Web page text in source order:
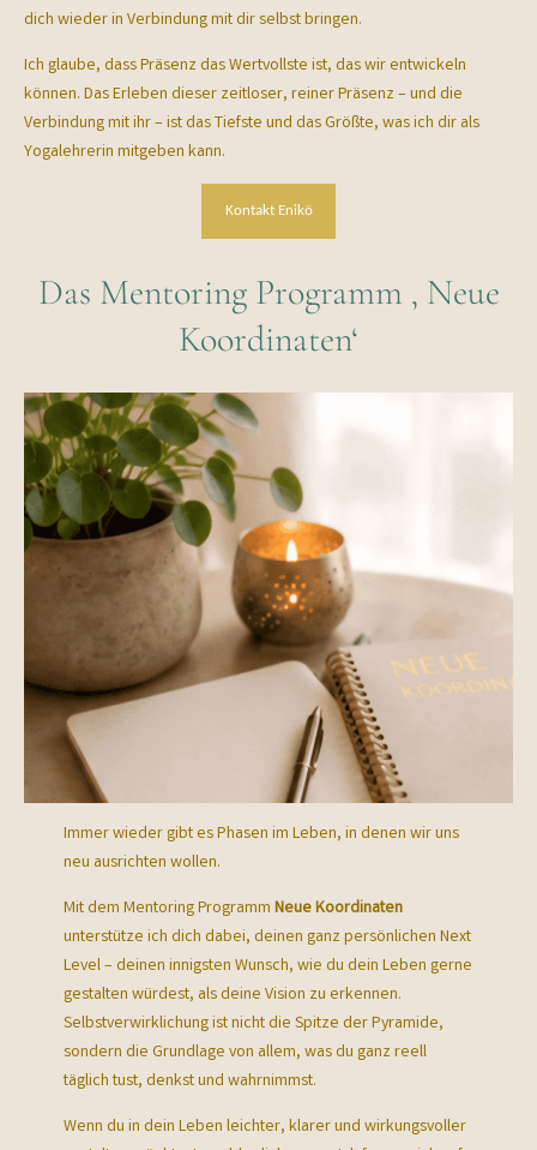
dich wieder in Verbindung mit dir selbst bringen.
Ich glaube, dass Präsenz das Wertvollste ist, das wir entwickeln
können. Das Erleben dieser zeitloser, reiner Präsenz – und die
Verbindung mit ihr – ist das Tiefste und das Größte, was ich dir als
Yogalehrerin mitgeben kann.
Kontakt Enikö
Das Mentoring Programm ‚ Neue
Koordinaten‘
Immer wieder gibt es Phasen im Leben, in denen wir uns
neu ausrichten wollen.
Mit dem Mentoring Programm Neue Koordinaten
unterstütze ich dich dabei, deinen ganz persönlichen Next
Level – deinen innigsten Wunsch, wie du dein Leben gerne
gestalten würdest, als deine Vision zu erkennen.
Selbstverwirklichung ist nicht die Spitze der Pyramide,
sondern die Grundlage von allem, was du ganz reell
täglich tust, denkst und wahrnimmst.
Wenn du in dein Leben leichter, klarer und wirkungsvoller